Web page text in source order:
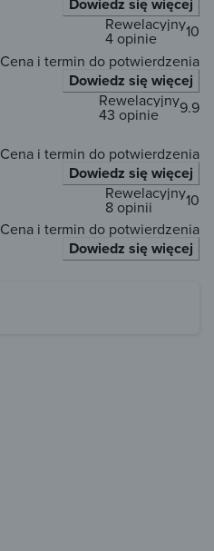
10
Rewelacyjny
4 opinie
Cena i termin do potwierdzenia
Dowiedz się więcej
9.9
Rewelacyjny
43 opinie
Cena i termin do potwierdzenia
Dowiedz się więcej
10
Rewelacyjny
8 opinii
Cena i termin do potwierdzenia
Dowiedz się więcej